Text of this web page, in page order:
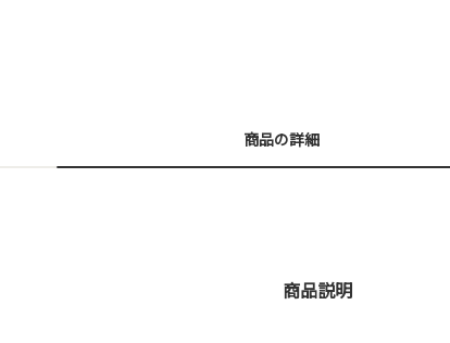
商品の詳細
商品説明